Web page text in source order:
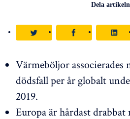
Dela artikeln
Värmeböljor associerades
dödsfall per år globalt
2019.
Europa är hårdast drabbat